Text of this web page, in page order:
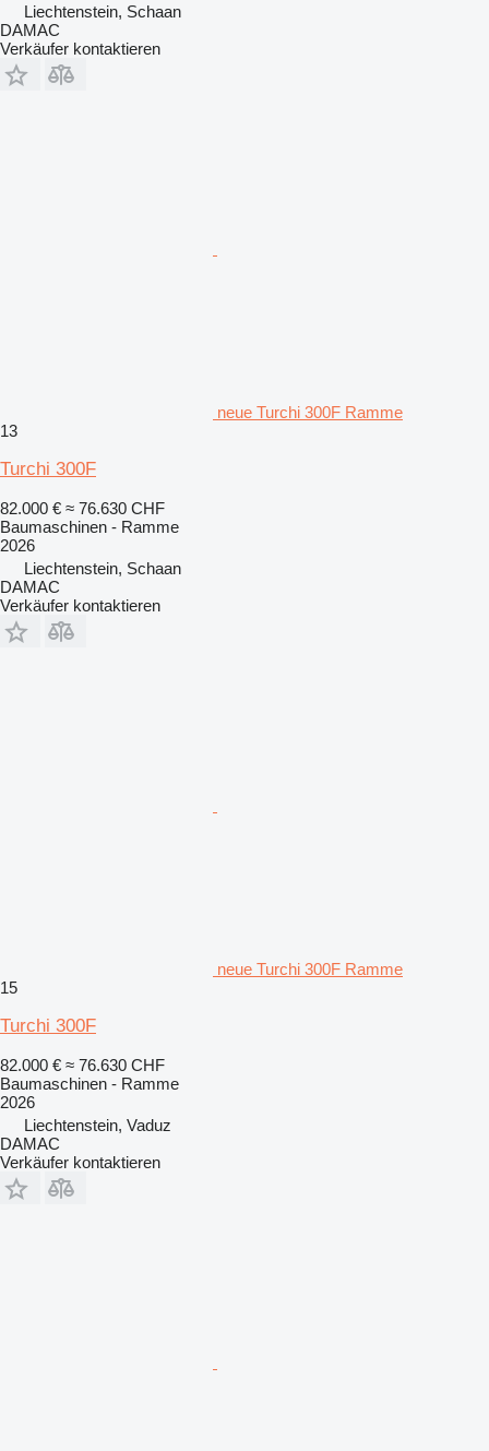
Liechtenstein, Schaan
DAMAC
Verkäufer kontaktieren
neue Turchi 300F Ramme
13
Turchi 300F
82.000 € ≈ 76.630 CHF
Baumaschinen - Ramme
2026
Liechtenstein, Schaan
DAMAC
Verkäufer kontaktieren
neue Turchi 300F Ramme
15
Turchi 300F
82.000 € ≈ 76.630 CHF
Baumaschinen - Ramme
2026
Liechtenstein, Vaduz
DAMAC
Verkäufer kontaktieren